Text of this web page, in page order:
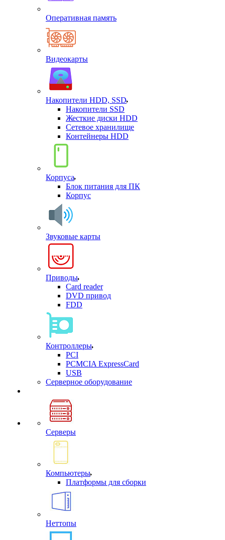
Оперативная память
Видеокарты
Накопители HDD, SSD
Накопители SSD
Жесткие диски HDD
Сетевое хранилище
Контейнеры HDD
Корпуса
Блок питания для ПК
Корпус
Звуковые карты
Приводы
Card reader
DVD привод
FDD
Контроллеры
PCI
PCMCIA ExpressCard
USB
Cерверное оборудование
Серверы
Компьютеры
Платформы для сборки
Неттопы